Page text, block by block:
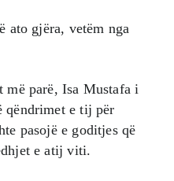
ato gjëra, vetëm nga
parë, Isa Mustafa i
qëndrimet e tij për
pasojë e goditjes që
e atij viti.